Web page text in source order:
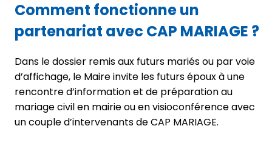
Comment fonctionne un
partenariat avec CAP MARIAGE ?
Dans le dossier remis aux futurs mariés ou par voie
d’affichage, le Maire invite les futurs époux à une
rencontre d’information et de préparation au
mariage civil en mairie ou en visioconférence avec
un couple d’intervenants de CAP MARIAGE.